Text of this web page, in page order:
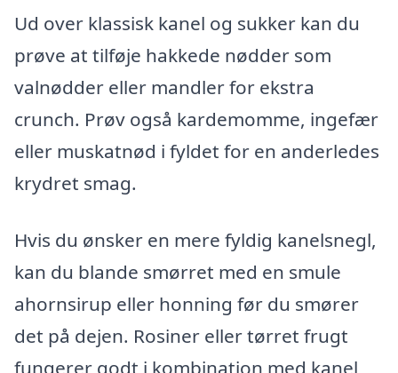
Ud over klassisk kanel og sukker kan du
prøve at tilføje hakkede nødder som
valnødder eller mandler for ekstra
crunch. Prøv også kardemomme, ingefær
eller muskatnød i fyldet for en anderledes
krydret smag.
Hvis du ønsker en mere fyldig kanelsnegl,
kan du blande smørret med en smule
ahornsirup eller honning før du smører
det på dejen. Rosiner eller tørret frugt
fungerer godt i kombination med kanel